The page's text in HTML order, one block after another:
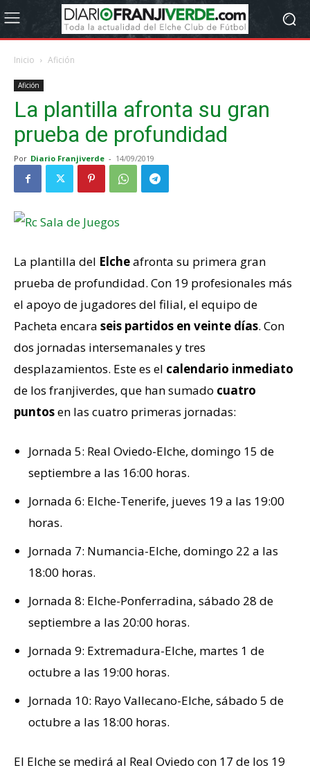
Inicio Afición
Afición
La plantilla afronta su gran
prueba de profundidad
Por Diario Franjiverde - 14/09/2019
La plantilla del Elcheafronta su primera gran
prueba de profundidad. Con 19 profesionales más
el apoyo de jugadores del filial, el equipo de
Pacheta encara seis partidos en veinte días. Con
dos jornadas intersemanales y tres
desplazamientos. Este es el calendario inmediato
de los franjiverdes, que han sumado cuatro
puntosen las cuatro primeras jornadas:
Jornada 5: Real Oviedo-Elche, domingo 15 de
septiembre a las 16:00 horas.
Jornada 6: Elche-Tenerife, jueves 19 a las 19:00
horas.
Jornada 7: Numancia-Elche, domingo 22 a las
18:00 horas.
Jornada 8: Elche-Ponferradina, sábado 28 de
septiembre a las 20:00 horas.
Jornada 9: Extremadura-Elche, martes 1 de
octubre a las 19:00 horas.
Jornada 10: Rayo Vallecano-Elche, sábado 5 de
octubre a las 18:00 horas.
El Elche se medirá al Real Oviedo con 17 de los 19